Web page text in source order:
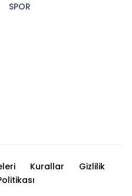
SPOR
Kurallar
Gizlilik